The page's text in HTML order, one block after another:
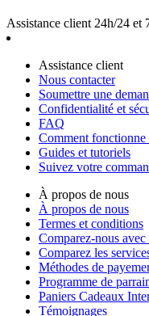
Assistance client 24h/24 et
Assistance client
Nous contacter
Soumettre une
Confidentialité et
FAQ
Comment fonctionne
Guides et tutoriels
Suivez votre
À propos de nous
À propos de nous
Termes et conditions
Comparez-nous avec
Comparez les
Méthodes de
Programme de
Paniers Cadeaux
Témoignages